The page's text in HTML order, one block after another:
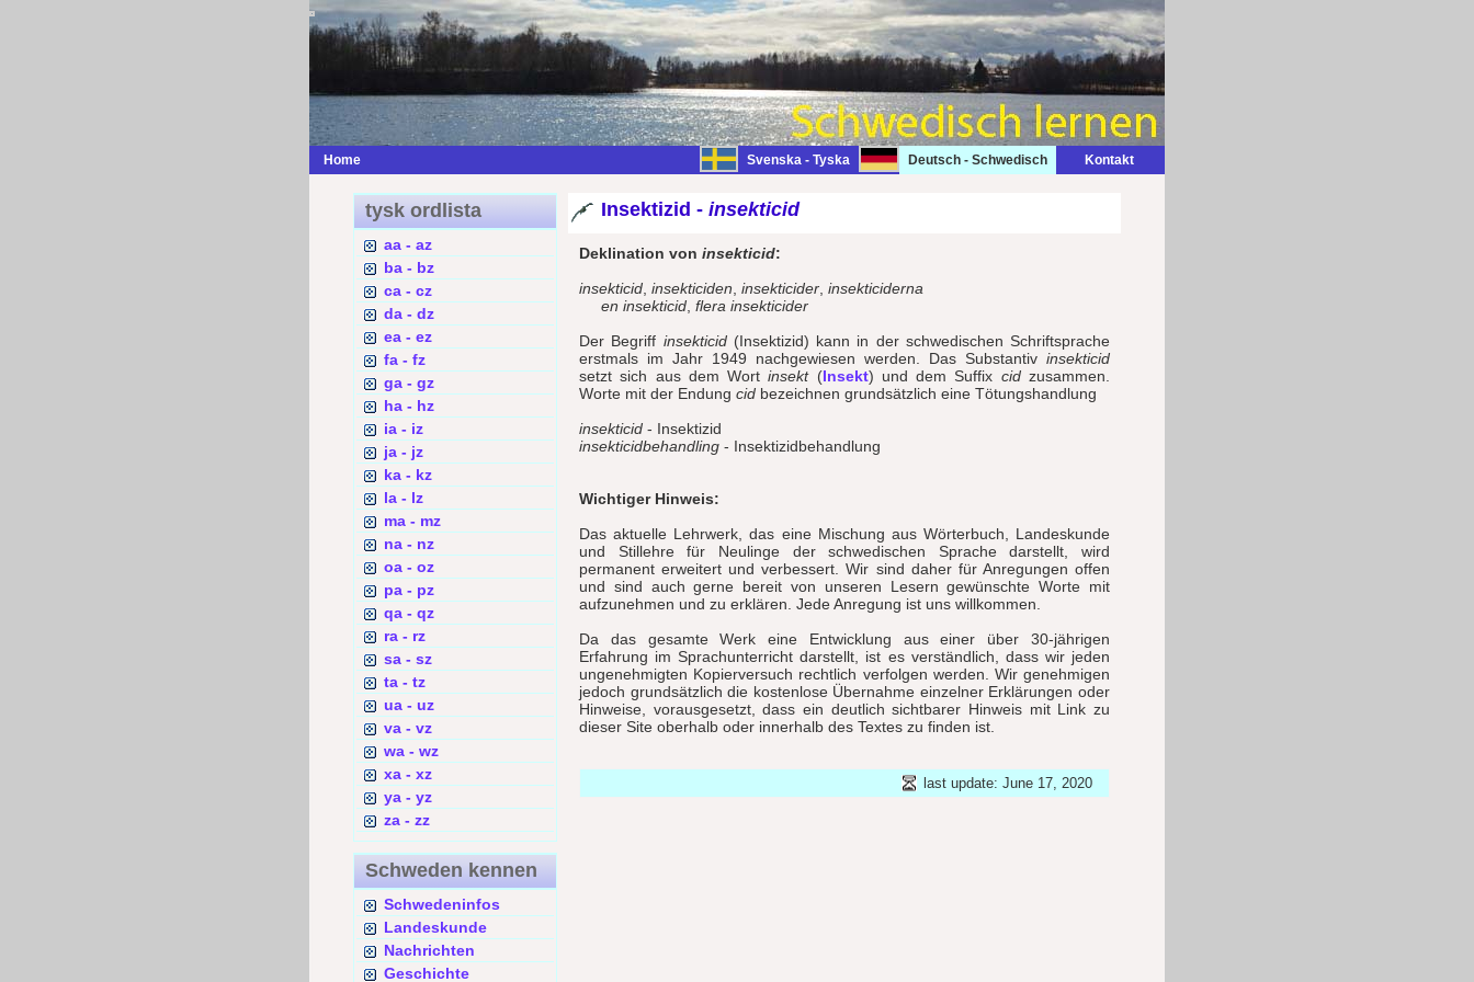
Home Svenska - Tyska Deutsch - Schwedisch Kontakt
tysk ordlista
aa - az
ba - bz
ca - cz
da - dz
ea - ez
fa - fz
ga - gz
ha - hz
ia - iz
ja - jz
ka - kz
la - lz
ma - mz
na - nz
oa - oz
pa - pz
qa - qz
ra - rz
sa - sz
ta - tz
ua - uz
va - vz
wa - wz
xa - xz
ya - yz
za - zz
Schweden kennen
Schwedeninfos
Landeskunde
Nachrichten
Geschichte
Insektizid - insekticid
Deklination von insekticid:
insekticid insekticiden insekticider insekticiderna
en insekticid flera insekticider
Der Begriff insekticid(Insektizid) kann in der schwedischen Schriftsprache
erstmals im Jahr 1949 nachgewiesen werden. Das Substantiv insekticid
setzt sich aus dem Wortinsekt(Insekt) und dem Suffix cidzusammen.
Worte mit der Endung cid bezeichnen grundsätzlich eine Tötungshandlung
insekticid - Insektizid
insekticidbehandling - Insektizidbehandlung
Wichtiger Hinweis:
Das aktuelle Lehrwerk, das eine Mischung aus Wörterbuch, Landeskunde
und Stillehre für Neulinge der schwedischen Sprache darstellt, wird
permanent erweitert und verbessert. Wir sind daher für Anregungen offen
und sind auch gerne bereit von unseren Lesern gewünschte Worte mit
aufzunehmen und zu erklären. Jede Anregung ist uns willkommen.
Da das gesamte Werk eine Entwicklung aus einer über 30-jährigen
Erfahrung im Sprachunterricht darstellt, ist es verständlich, dass wir jeden
ungenehmigten Kopierversuch rechtlich verfolgen werden. Wir genehmigen
jedoch grundsätzlich die kostenlose Übernahme einzelner Erklärungen oder
Hinweise, vorausgesetzt, dass ein deutlich sichtbarer Hinweis mit Link zu
dieser Site oberhalb oder innerhalb des Textes zu finden ist.
last update: June 17, 2020